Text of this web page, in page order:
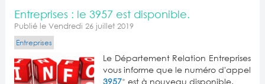
Entreprises : le 3957 est disponible.
Publié le Vendredi 26 juillet 2019
Entreprises
Le Département Relation Entreprises
vous informe que le numéro d'appel
3957* est à nouveau disponible.